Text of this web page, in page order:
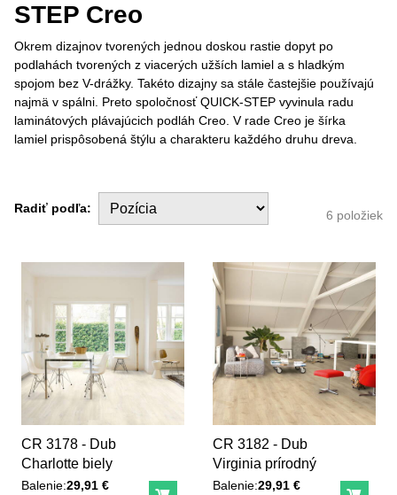
STEP Creo
Okrem dizajnov tvorených jednou doskou rastie dopyt po
podlahách tvorených z viacerých užších lamiel a s hladkým
spojom bez V-drážky. Takéto dizajny sa stále častejšie používajú
najmä v spálni. Preto spoločnosť QUICK-STEP vyvinula radu
laminátových plávajúcich podláh Creo. V rade Creo je šírka
lamiel prispôsobená štýlu a charakteru každého druhu dreva.
Radiť podľa: 6 položiek
CR 3178 - Dub
Charlotte biely
Balenie:29,91 €
CR 3182 - Dub
Virginia prírodný
Balenie:29,91 €